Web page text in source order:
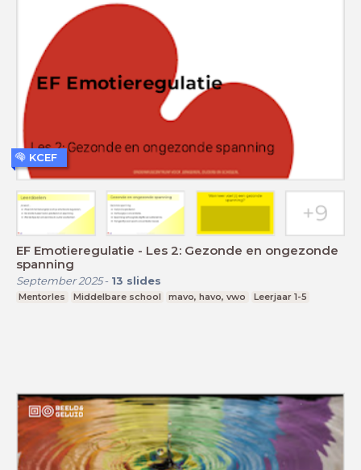
EF Emotieregulatie - Les 2: Gezonde en ongezonde
spanning
September 2025- 13 slides
Mentorles Middelbare school mavo, havo, vwo Leerjaar 1-5
KCEF